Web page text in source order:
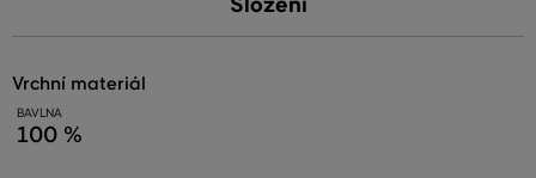
vrchní materiál
BAVLNA
100 %